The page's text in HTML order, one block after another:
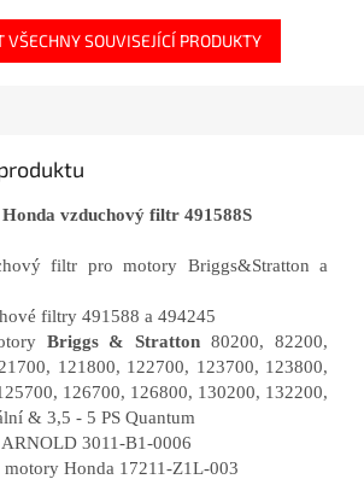
VŠECHNY SOUVISEJÍCÍ PRODUKTY
vzduchový filtr 491588S
filtr pro motory Briggs&Stratton a
filtry 491588 a 494245
Briggs & Stratton 80200, 82200,
121800, 122700, 123700, 123800,
126700, 126800, 130200, 132200,
& 3,5 - 5 PS Quantum
3011-B1-0006
Honda 17211-Z1L-003